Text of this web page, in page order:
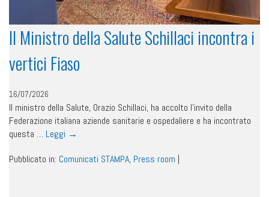
Il Ministro della Salute Schillaci incontra i
vertici Fiaso
16/07/2026
Il ministro della Salute, Orazio Schillaci, ha accolto l’invito della
Federazione italiana aziende sanitarie e ospedaliere e ha incontrato
questa … Leggi →
Pubblicato in: Comunicati STAMPA, Press room |